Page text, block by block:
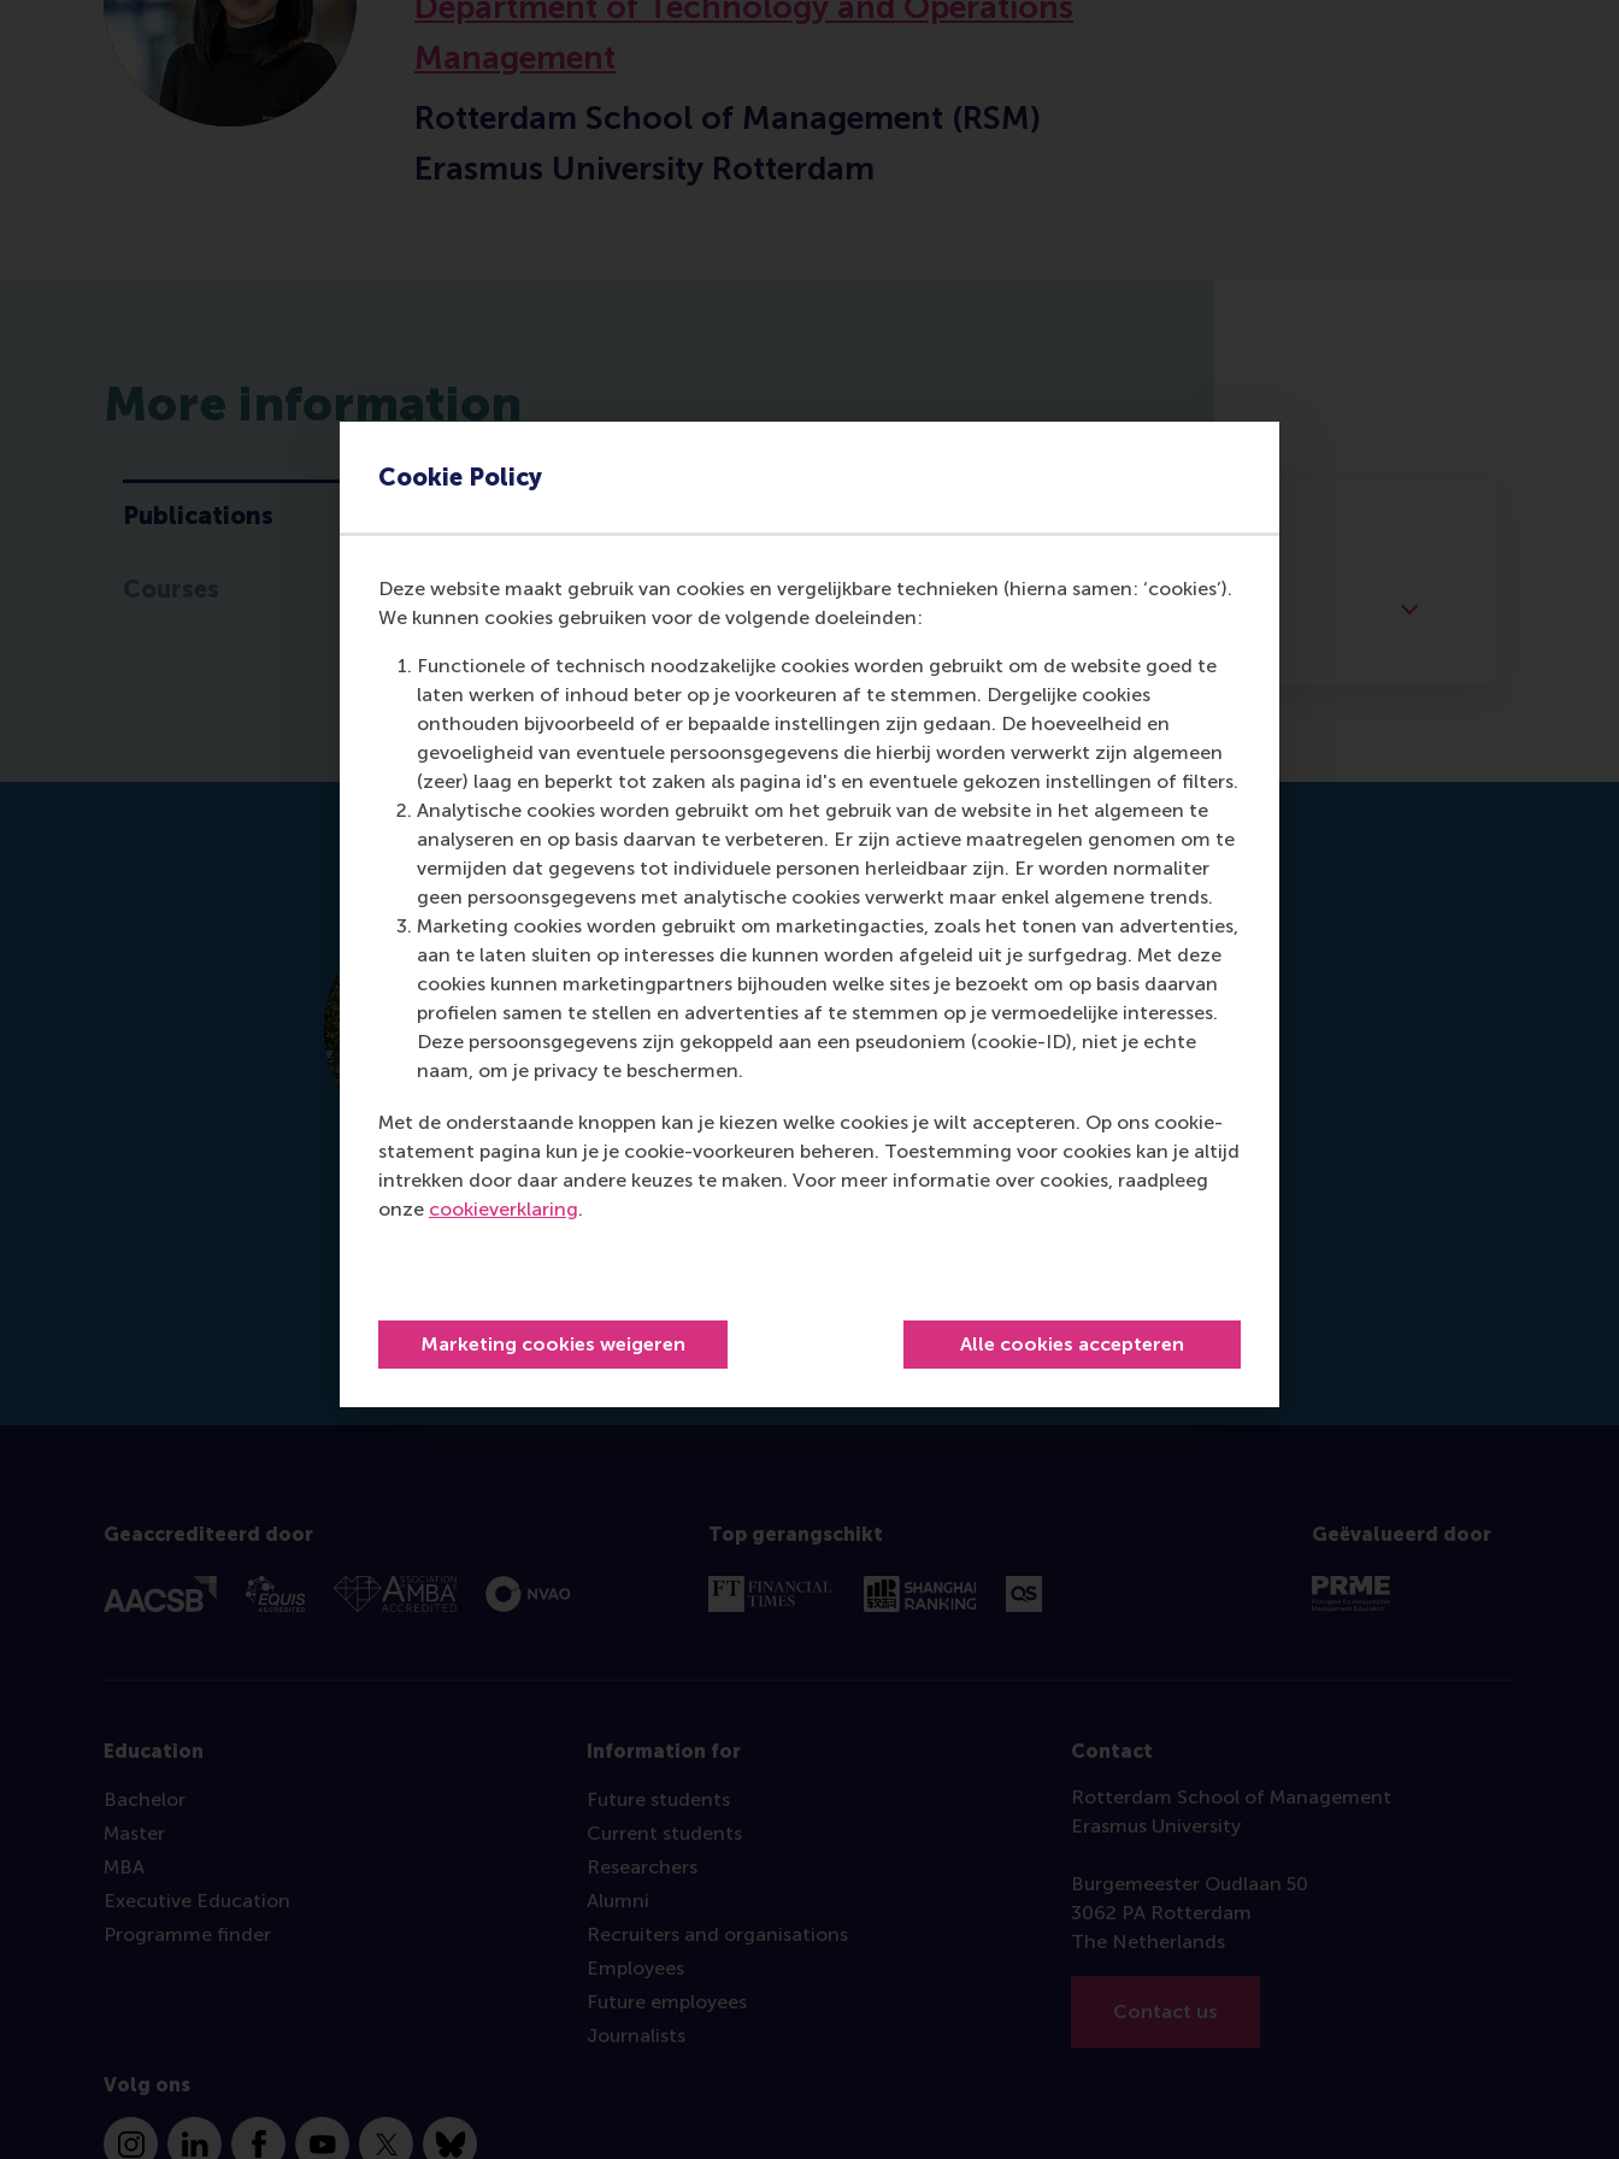
Cookie Policy
Deze website maakt gebruik van cookies en vergelijkbare technieken (hierna samen: ‘cookies’).
We kunnen cookies gebruiken voor de volgende doeleinden:
Functionele of technisch noodzakelijke cookies worden gebruikt om de website goed te
laten werken of inhoud beter op je voorkeuren af te stemmen. Dergelijke cookies
onthouden bijvoorbeeld of er bepaalde instellingen zijn gedaan. De hoeveelheid en
gevoeligheid van eventuele persoonsgegevens die hierbij worden verwerkt zijn algemeen
(zeer) laag en beperkt tot zaken als pagina id's en eventuele gekozen instellingen of filters.
Analytische cookies worden gebruikt om het gebruik van de website in het algemeen te
analyseren en op basis daarvan te verbeteren. Er zijn actieve maatregelen genomen om te
vermijden dat gegevens tot individuele personen herleidbaar zijn. Er worden normaliter
geen persoonsgegevens met analytische cookies verwerkt maar enkel algemene trends.
Marketing cookies worden gebruikt om marketingacties, zoals het tonen van advertenties,
aan te laten sluiten op interesses die kunnen worden afgeleid uit je surfgedrag. Met deze
cookies kunnen marketingpartners bijhouden welke sites je bezoekt om op basis daarvan
profielen samen te stellen en advertenties af te stemmen op je vermoedelijke interesses.
Deze persoonsgegevens zijn gekoppeld aan een pseudoniem (cookie-ID), niet je echte
naam, om je privacy te beschermen.
Met de onderstaande knoppen kan je kiezen welke cookies je wilt accepteren. Op ons cookie-
statement pagina kun je je cookie-voorkeuren beheren. Toestemming voor cookies kan je altijd
intrekken door daar andere keuzes te maken. Voor meer informatie over cookies, raadpleeg
onze cookieverklaring.
Marketing cookies weigeren Alle cookies accepteren
Management
Rotterdam School of Management (RSM)
Erasmus University Rotterdam
More information
Publications
Publications
Article (1)
Contact information
Visiting address
Office: Mandeville Building T09-09
Burgemeester Oudlaan 50
3062 PA Rotterdam
Netherlands
Postal address
Postbus 1738
E-mail j.tang@rsm.nl
j.tang@rsm.nl
Geaccrediteerd door Top gerangschikt Geëvalueerd door
Education
Bachelor
Master
MBA
Executive Education
Programme finder
Information for
Future students
Current students
Researchers
Alumni
Recruiters and organisations
Employees
Future employees
Journalists
Contact
Rotterdam School of Management
Erasmus University
Burgemeester Oudlaan 50
3062 PA Rotterdam
The Netherlands
Contact us
Volg ons